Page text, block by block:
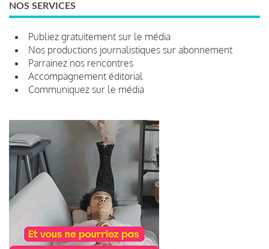
NOS SERVICES
Publiez gratuitement sur le média
Nos productions journalistiques sur abonnement
Parrainez nos rencontres
Accompagnement éditorial
Communiquez sur le média